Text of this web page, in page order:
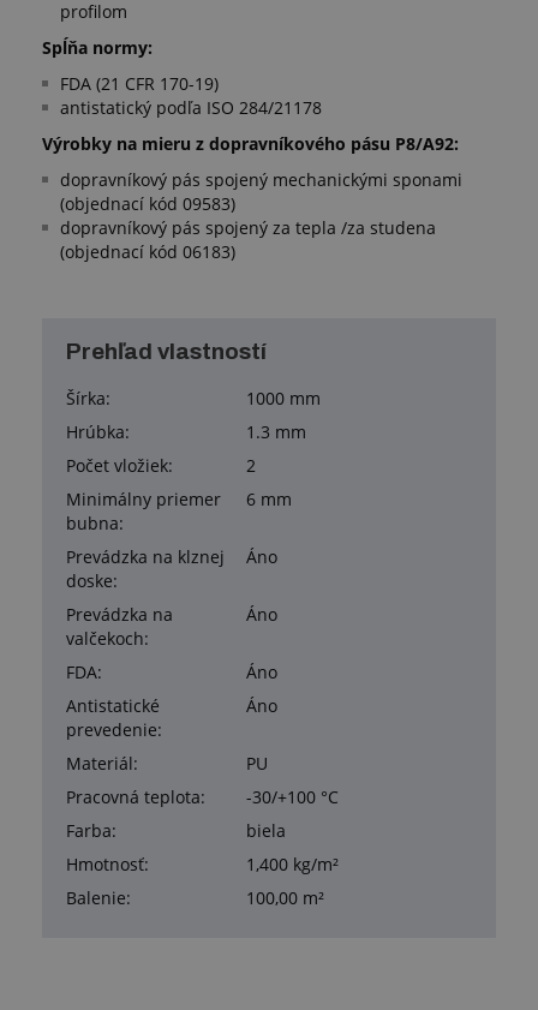
profilom
Spĺňa normy:
FDA (21 CFR 170-19)
antistatický podľa ISO 284/21178
Výrobky na mieru z dopravníkového pásu P8/A92:
dopravníkový pás spojený mechanickými sponami
(objednací kód 09583)
dopravníkový pás spojený za tepla /za studena
(objednací kód 06183)
Prehľad vlastností
Šírka:
1000 mm
Hrúbka:
1.3 mm
Počet vložiek:
2
Minimálny priemer
bubna:
6 mm
Prevádzka na klznej
doske:
Áno
Prevádzka na
valčekoch:
Áno
FDA:
Áno
Antistatické
prevedenie:
Áno
Materiál:
PU
Pracovná teplota:
-30/+100 °C
Farba:
biela
Hmotnosť:
1,400 kg/m²
Balenie:
100,00 m²